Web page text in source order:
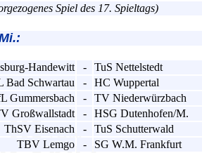
Spiel des 17. Spieltags)
Handewitt -
TuS Nettelstedt
Bad Schwartau -
HC Wuppertal
Gummersbach -
TV Niederwürzbach
Großwallstadt -
HSG Dutenhofen/M.
ThSV Eisenach -
TuS Schutterwald
TBV Lemgo -
SG W.M. Frankfurt